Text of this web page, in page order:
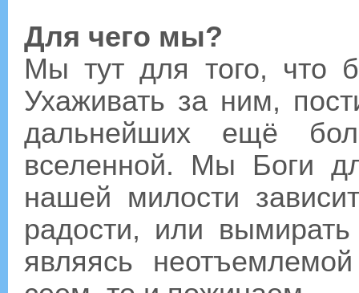
Для чего мы?
Мы тут для того, что
Ухаживать за ним,
дальнейших ещё
вселенной. Мы Боги
нашей милости
радости, или
являясь